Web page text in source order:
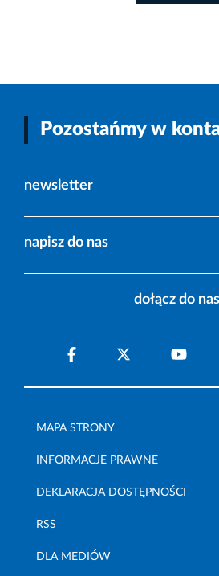
Pozostańmy w
newsletter
napisz do nas
dołącz do nas
MAPA STRONY
INFORMACJE PRAWNE
DEKLARACJA DOSTĘPNOŚCI
RSS
DLA MEDIÓW